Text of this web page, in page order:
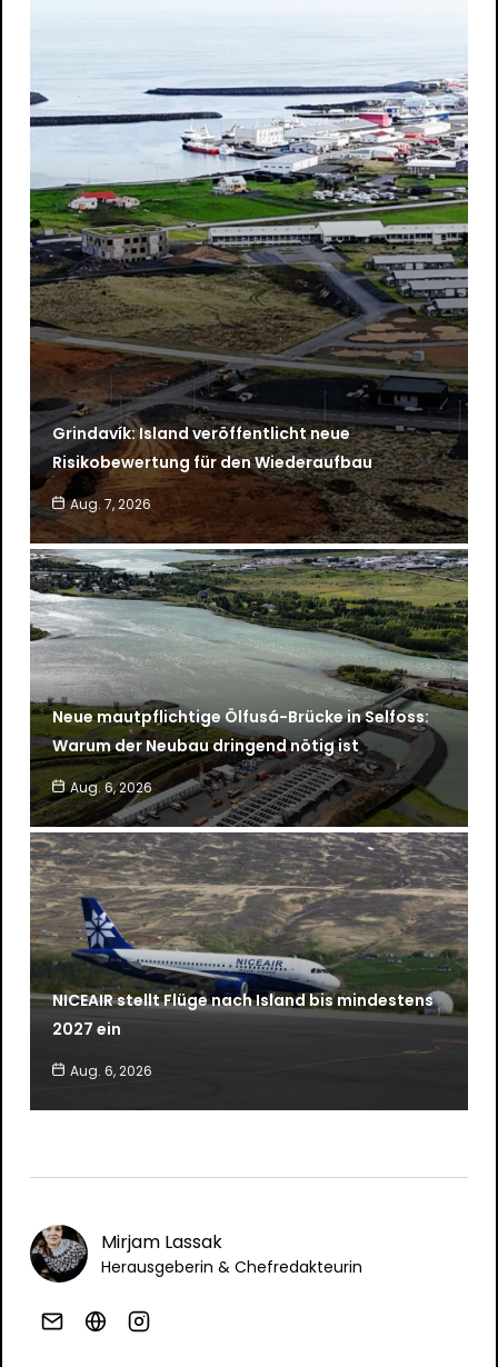
Grindavík: Island veröffentlicht neue
Risikobewertung für den Wiederaufbau
Aug. 7, 2026
Neue mautpflichtige Ölfusá-Brücke in Selfoss:
Warum der Neubau dringend nötig ist
Aug. 6, 2026
NICEAIR stellt Flüge nach Island bis mindestens
2027 ein
Aug. 6, 2026
Mirjam Lassak
Herausgeberin & Chefredakteurin